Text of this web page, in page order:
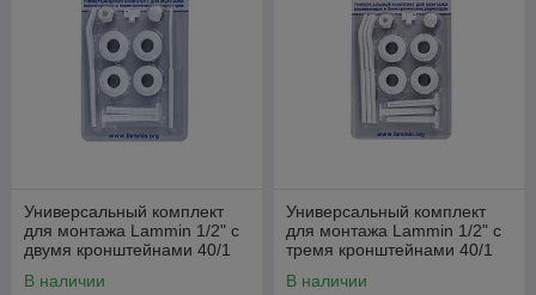
Универсальный комплект
для монтажа Lammin 1/2" с
двумя кронштейнами 40/1
В наличии
Универсальный комплект
для монтажа Lammin 1/2" с
тремя кронштейнами 40/1
В наличии